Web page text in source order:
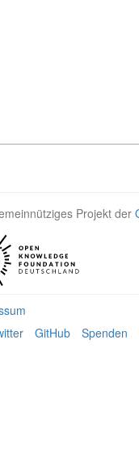
Projekt der
GitHub Spenden